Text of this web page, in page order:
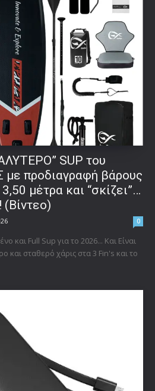
SUP του
προδιαγραφή βάρους
μέτρα και “σκίζει”…
0
και Full Sup για το 2026... Και Είναι
και σταθερό χάρις στα 3 Fin's και το